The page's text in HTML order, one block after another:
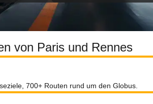
von Paris und Rennes
700+ Routen rund um den Globus.